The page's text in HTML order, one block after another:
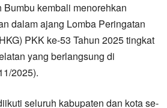
Bumbu kembali menorehkan
dalam ajang Lomba Peringatan
PKK ke-53 Tahun 2025 tingkat
yang berlangsung di
2025).
seluruh kabupaten dan kota se-